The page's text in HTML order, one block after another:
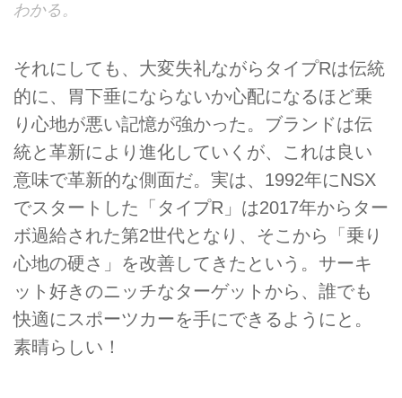
わかる。
それにしても、大変失礼ながらタイプRは伝統
的に、胃下垂にならないか心配になるほど乗
り心地が悪い記憶が強かった。ブランドは伝
統と革新により進化していくが、これは良い
意味で革新的な側面だ。実は、1992年にNSX
でスタートした「タイプR」は2017年からター
ボ過給された第2世代となり、そこから「乗り
心地の硬さ」を改善してきたという。サーキ
ット好きのニッチなターゲットから、誰でも
快適にスポーツカーを手にできるようにと。
素晴らしい！